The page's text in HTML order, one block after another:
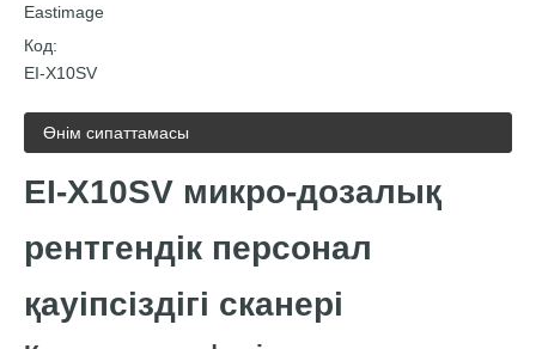
Eastimage
Код:
EI-X10SV
Өнім сипаттамасы
EI-X10SV микро-дозалық
рентгендік персонал
қауіпсіздігі сканері